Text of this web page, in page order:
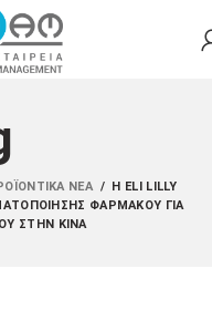
ΝΈΑ / Η ELI LILLY
ΦΑΡΜΆΚΟΥ ΓΙΑ
ΣΤΗΝ ΚΊΝΑ